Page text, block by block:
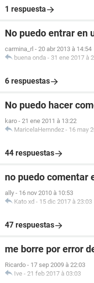
1 respuesta
No puedo entrar en
carmina_rl - 20 abr 2013 à 14:54
buena onda - 31 ene 2017 à
6 respuestas
No puedo hacer
karo - 21 ene 2011 à 13:22
MaricelaHernndez - 16 may
44 respuestas
no puedo comentar
ally - 16 nov 2010 à 10:53
Kato xd - 15 dic 2017 à 23:03
47 respuestas
me borre por error
Ricardo - 17 sep 2009 à 22:03
Ive - 21 feb 2017 à 03:03